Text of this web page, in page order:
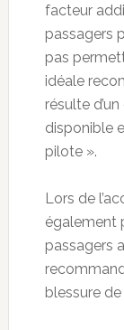
facteur
passagers
pas
idéale
résulte
disponible
pilote ».
Lors de
également
passagers
blessure